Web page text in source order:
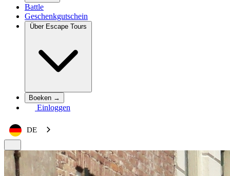
Battle
Geschenkgutschein
Über Escape Tours
Boeken →
Einloggen
DE